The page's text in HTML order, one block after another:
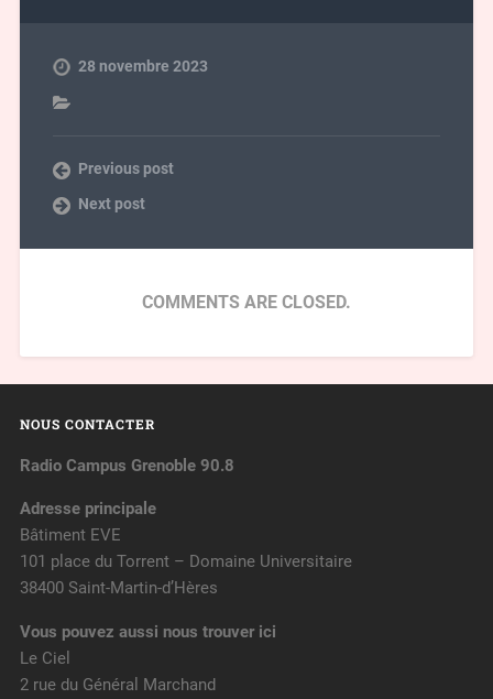
28 novembre 2023
Previous post
Next post
COMMENTS ARE CLOSED.
NOUS CONTACTER
Radio Campus Grenoble 90.8
Adresse principale
Bâtiment EVE
101 place du Torrent – Domaine Universitaire
38400 Saint-Martin-d’Hères
Vous pouvez aussi nous trouver ici
Le Ciel
2 rue du Général Marchand